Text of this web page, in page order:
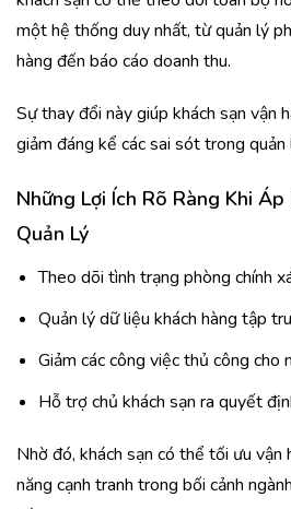
một hệ thống duy nhất, từ quản lý
hàng đến báo cáo doanh thu.
Sự thay đổi này giúp khách sạn vận
giảm đáng kể các sai sót trong quản
Những Lợi Ích Rõ Ràng Khi
Quản Lý
Theo dõi tình trạng phòng chính
Quản lý dữ liệu khách hàng tập
Giảm các công việc thủ công cho
Hỗ trợ chủ khách sạn ra quyết
Nhờ đó, khách sạn có thể tối ưu vận
năng cạnh tranh trong bối cảnh